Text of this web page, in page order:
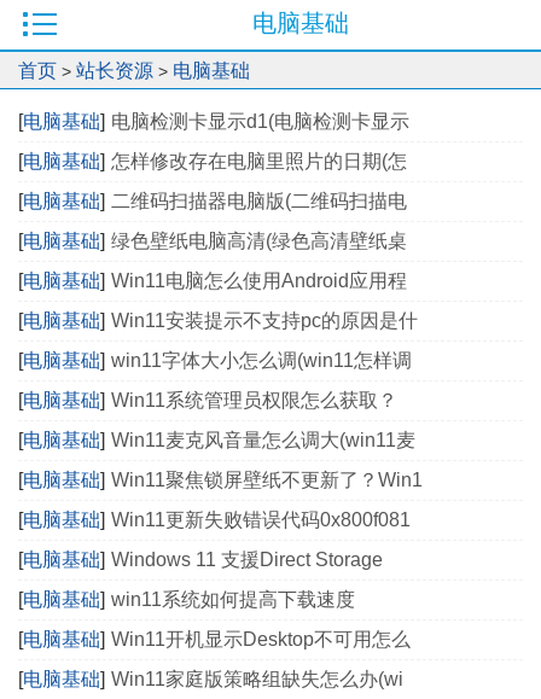
电脑基础
首页 > 站长资源 > 电脑基础
[电脑基础] 电脑检测卡显示d1(电脑检测卡显示
[电脑基础] 怎样修改存在电脑里照片的日期(怎
[电脑基础] 二维码扫描器电脑版(二维码扫描电
[电脑基础] 绿色壁纸电脑高清(绿色高清壁纸桌
[电脑基础] Win11电脑怎么使用Android应用程
[电脑基础] Win11安装提示不支持pc的原因是什
[电脑基础] win11字体大小怎么调(win11怎样调
[电脑基础] Win11系统管理员权限怎么获取？
[电脑基础] Win11麦克风音量怎么调大(win11麦
[电脑基础] Win11聚焦锁屏壁纸不更新了？Win1
[电脑基础] Win11更新失败错误代码0x800f081
[电脑基础] Windows 11 支援Direct Storage
[电脑基础] win11系统如何提高下载速度
[电脑基础] Win11开机显示Desktop不可用怎么
[电脑基础] Win11家庭版策略组缺失怎么办(wi